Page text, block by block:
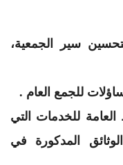
سير الجمعية،
للجمع العام .
للخدمات التي
المدكورة في